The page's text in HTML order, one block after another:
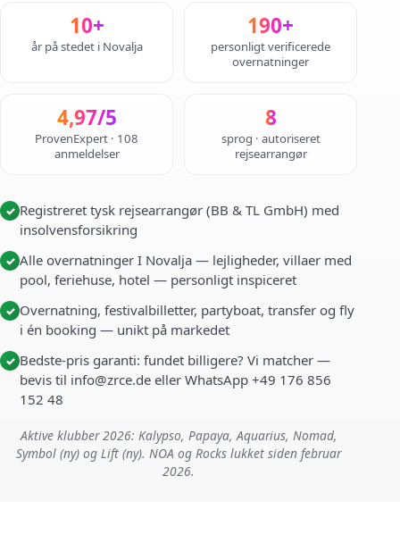
10+
år på stedet i Novalja
190+
personligt verificerede
overnatninger
4,97/5
ProvenExpert · 108
anmeldelser
8
sprog · autoriseret
rejsearrangør
✓ Registreret tysk rejsearrangør (BB & TL GmbH) med
insolvensforsikring
✓ Alle overnatninger I Novalja — lejligheder, villaer med
pool, feriehuse, hotel — personligt inspiceret
✓ Overnatning, festivalbilletter, partyboat, transfer og fly
i én booking — unikt på markedet
✓ Bedste-pris garanti: fundet billigere? Vi matcher —
bevis til info@zrce.de eller WhatsApp +49 176 856
152 48
Aktive klubber 2026: Kalypso, Papaya, Aquarius, Nomad,
Symbol (ny) og Lift (ny). NOA og Rocks lukket siden februar
2026.